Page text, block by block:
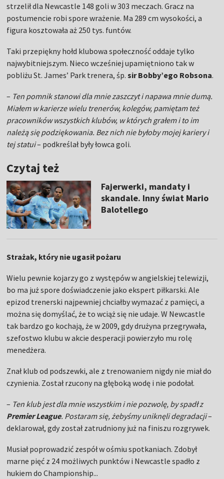
strzelił dla Newcastle 148 goli w 303 meczach. Gracz na
postumencie robi spore wrażenie. Ma 289 cm wysokości, a
figura kosztowała aż 250 tys. funtów.
Taki przepiękny hołd klubowa społeczność oddaje tylko
najwybitniejszym. Nieco wcześniej upamiętniono tak w
pobliżu St. James’ Park trenera, śp.sir Bobby’ego Robsona.
– Ten pomnik stanowi dla mnie zaszczyt i napawa mnie dumą.
Miałem w karierze wielu trenerów, kolegów, pamiętam też
pracowników wszystkich klubów, w których grałem i to im
należą się podziękowania. Bez nich nie byłoby mojej kariery i
tej statui– podkreślał były łowca goli.
Czytaj też
Fajerwerki, mandaty i
skandale. Inny świat Mario
Balotellego
Strażak, który nie ugasił pożaru
Wielu pewnie kojarzy go z występów w angielskiej telewizji,
bo ma już spore doświadczenie jako ekspert piłkarski. Ale
epizod trenerski najpewniej chciałby wymazać z pamięci, a
można się domyślać, że to wciąż się nie udaje. W Newcastle
tak bardzo go kochają, że w 2009, gdy drużyna przegrywała,
szefostwo klubu w akcie desperacji powierzyło mu rolę
menedżera.
Znał klub od podszewki, ale z trenowaniem nigdy nie miał do
czynienia. Został rzucony na głęboką wodę i nie podołał.
– Ten klub jest dla mnie wszystkim i nie pozwolę, by spadł z
Premier League. Postaram się, żebyśmy uniknęli degradacji–
deklarował, gdy został zatrudniony już na finiszu rozgrywek.
Musiał poprowadzić zespół w ośmiu spotkaniach. Zdobył
marne pięć z 24 możliwych punktów i Newcastle spadło z
hukiem do Championship...